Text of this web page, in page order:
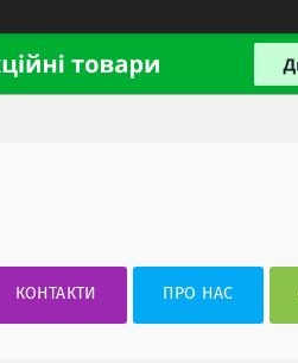
КОНТАКТИ ПРО НАС